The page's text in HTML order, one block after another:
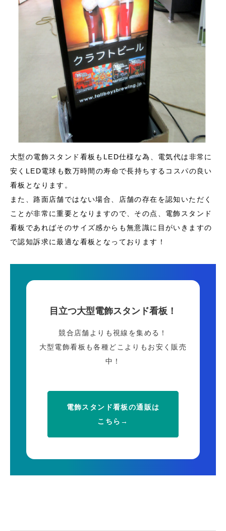
良くあるご質問
FC店舗様の看板製作・サイン工事
看板デザイン制作 看板サイン工事事例 看板通販
大型の電飾スタンド看板もLED仕様な為、電気代は非常に
安くLED電球も数万時間の寿命で長持ちするコスパの良い
看板となります。
また、路面店舗ではない場合、店舗の存在を認知いただく
ことが非常に重要となりますので、その点、電飾スタンド
看板であればそのサイズ感からも無意識に目がいきますの
で認知訴求に最適な看板となっております！
目立つ大型電飾スタンド看板！
競合店舗よりも視線を集める！
大型電飾看板も各種どこよりもお安く販売
中！
電飾スタンド看板の通販は
こちら→